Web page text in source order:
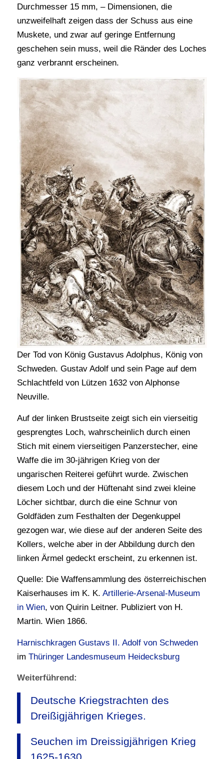
Durchmesser 15 mm, – Dimensionen, die
unzweifelhaft zeigen dass der Schuss aus eine
Muskete, und zwar auf geringe Entfernung
geschehen sein muss, weil die Ränder des Loches
ganz verbrannt erscheinen.
Der Tod von König Gustavus Adolphus, König von
Schweden. Gustav Adolf und sein Page auf dem
Schlachtfeld von Lützen 1632 von Alphonse
Neuville.
Auf der linken Brustseite zeigt sich ein vierseitig
gesprengtes Loch, wahrscheinlich durch einen
Stich mit einem vierseitigen Panzerstecher, eine
Waffe die im 30-jährigen Krieg von der
ungarischen Reiterei geführt wurde. Zwischen
diesem Loch und der Hüftenaht sind zwei kleine
Löcher sichtbar, durch die eine Schnur von
Goldfäden zum Festhalten der Degenkuppel
gezogen war, wie diese auf der anderen Seite des
Kollers, welche aber in der Abbildung durch den
linken Ärmel gedeckt erscheint, zu erkennen ist.
Quelle: Die Waffensammlung des österreichischen
Kaiserhauses im K. K. Artillerie-Arsenal-Museum
in Wien, von Quirin Leitner. Publiziert von H.
Martin. Wien 1866.
Harnischkragen Gustavs II. Adolf von Schweden
im Thüringer Landesmuseum Heidecksburg
Weiterführend:
Deutsche Kriegstrachten des
Dreißigjährigen Krieges.
Seuchen im Dreissigjährigen Krieg